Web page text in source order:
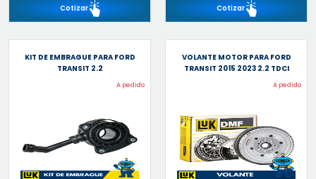
Cotizar Cotizar
KIT DE EMBRAGUE PARA FORD
TRANSIT 2.2
A pedido
VOLANTE MOTOR PARA FORD
TRANSIT 2015 2023 2.2 TDCI
A pedido